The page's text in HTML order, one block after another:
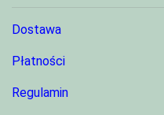
Dostawa
Płatności
Regulamin